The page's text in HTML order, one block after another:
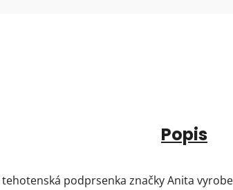
Popis
podprsenka značky Anita